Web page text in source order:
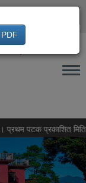
पटक प्रकाशित मितिः-